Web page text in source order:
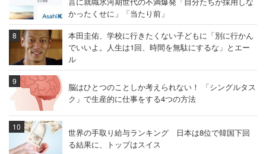
かったくせに」「当たり前」
本田圭佑、学校に行きたくない子どもに「別に行かん
でいいよ。人生は1回、時間を無駄にするな」とエー
ル
脳はひとつのことしか考えられない！ 「シングルタス
ク」で生産的に仕事をする4つの方法
世界の手取り給与ランキング 日本は8位で韓国下回
る結果に、トップはスイス